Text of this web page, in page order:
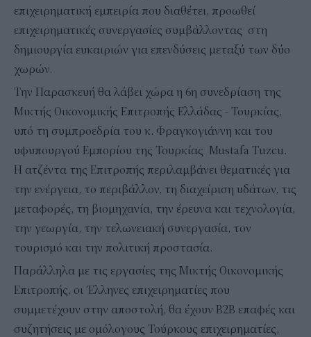
επιχειρηματική εμπειρία που διαθέτει, προωθεί
επιχειρηματικές συνεργασίες συμβάλλοντας στη
δημιουργία ευκαιριών για επενδύσεις μεταξύ των δύο
χωρών.
Την Παρασκευή θα λάβει χώρα η 6η συνεδρίαση της
Μικτής Οικονομικής Επιτροπής Ελλάδας - Τουρκίας,
υπό τη συμπροεδρία του κ. Φραγκογιάννη και του
υφυπουργού Εμπορίου της Τουρκίας Mustafa Tuzcu.
Η ατζέντα της Επιτροπής περιλαμβάνει θεματικές για
την ενέργεια, το περιβάλλον, τη διαχείριση υδάτων, τις
μεταφορές, τη βιομηχανία, την έρευνα και τεχνολογία,
την γεωργία, την τελωνειακή συνεργασία, τον
τουρισμό και την πολιτική προστασία.
Παράλληλα με τις εργασίες της Μικτής Οικονομικής
Επιτροπής, οι Έλληνες επιχειρηματίες που
συμμετέχουν στην αποστολή, θα έχουν B2B επαφές και
συζητήσεις με ομόλογους Τούρκους επιχειρηματίες,